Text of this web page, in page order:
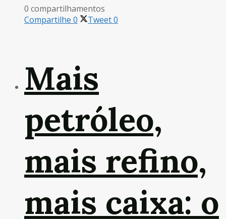
0 compartilhamentos
Compartilhe 0 Tweet0
Mais
petróleo,
mais refino,
mais caixa: o